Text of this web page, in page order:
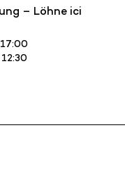
– Löhne ici